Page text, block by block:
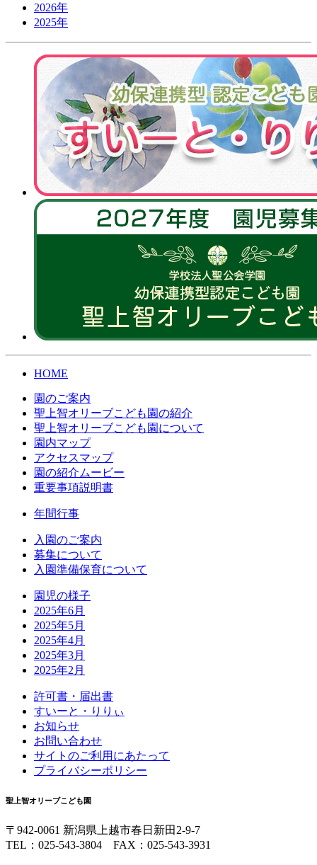
2026年
2025年
HOME
園のご案内
聖上智オリーブこども園の紹介
聖上智オリーブこども園について
園内マップ
アクセスマップ
園の紹介ムービー
重要事項説明書
年間行事
入園のご案内
募集について
入園準備保育について
園児の様子
2025年6月
2025年5月
2025年4月
2025年3月
2025年2月
許可書・届出書
すいーと・りりぃ
お知らせ
お問い合わせ
サイトのご利用にあたって
プライバシーポリシー
聖上智オリーブこども園
〒942-0061 新潟県上越市春日新田2-9-7
TEL：025-543-3804 FAX：025-543-3931